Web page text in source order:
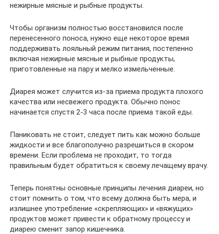
нежирные мясные и рыбные продукты.
Чтобы организм полностью восстановился после
перенесенного поноса, нужно еще некоторое время
поддерживать лояльный режим питания, постепенно
включая нежирные мясные и рыбные продукты,
приготовленные на пару и мелко измельченные.
Диарея может случится из-за приема продукта плохого
качества или несвежего продукта. Обычно понос
начинается спустя 2-3 часа после приема такой еды.
Паниковать не стоит, следует пить как можно больше
жидкости и все благополучно разрешиться в скором
времени. Если проблема не проходит, то тогда
правильным будет обратиться к своему лечащему врачу.
Теперь понятны основные принципы лечения диареи, но
стоит помнить о том, что всему должна быть мера, и
излишнее употребление «скрепляющих» и «вяжущих»
продуктов может привести к обратному процессу и
диарею сменит запор кишечника.